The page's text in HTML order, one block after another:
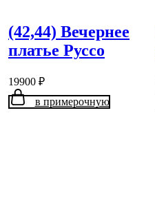
(42,44) Вечернее
платье Руссо
19900 ₽
в примерочную